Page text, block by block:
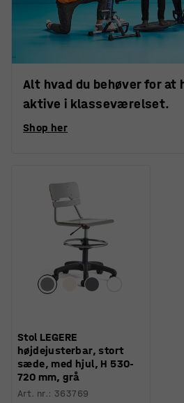
Alt hvad du behøver for at
aktive i klasseværelset.
Shop her
Stol LEGERE
højdejusterbar, stort
sæde, med hjul, H 530-
720 mm, grå
Art. nr.: 363769